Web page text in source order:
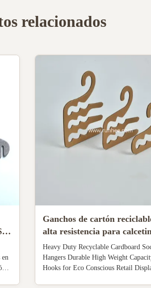
relacionados
Ganchos de cartón
alta resistencia para
papel, grosor de 2,0 mm a
Heavy Duty Recyclable Cardboard
Hangers Durable High Weight
Hooks for Eco Conscious Retail